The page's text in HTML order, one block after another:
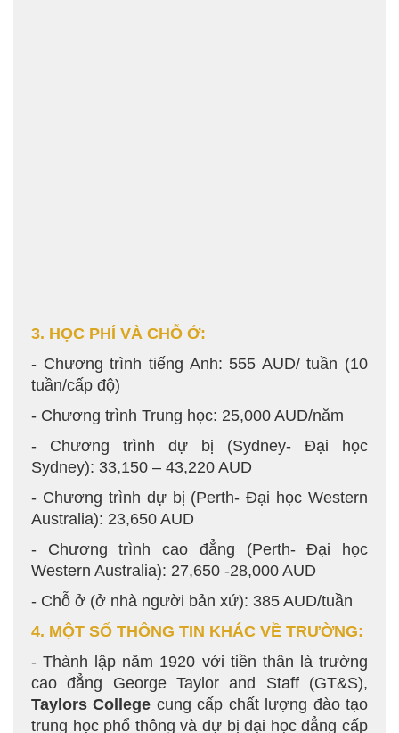
3. HỌC PHÍ VÀ CHỖ Ở:
- Chương trình tiếng Anh: 555 AUD/ tuần (10
tuần/cấp độ)
- Chương trình Trung học: 25,000 AUD/năm
- Chương trình dự bị (Sydney- Đại học
Sydney): 33,150 – 43,220 AUD
- Chương trình dự bị (Perth- Đại học Western
Australia): 23,650 AUD
- Chương trình cao đẳng (Perth- Đại học
Western Australia): 27,650 -28,000 AUD
- Chỗ ở (ở nhà người bản xứ): 385 AUD/tuần
4. MỘT SỐ THÔNG TIN KHÁC VỀ TRƯỜNG:
- Thành lập năm 1920 với tiền thân là trường
cao đẳng George Taylor and Staff (GT&S),
Taylors College cung cấp chất lượng đào tạo
trung học phổ thông và dự bị đại học đẳng cấp